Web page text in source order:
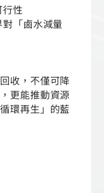
行性
「鹵水減量
收，不僅可降
更能推動資源
環再生」的藍